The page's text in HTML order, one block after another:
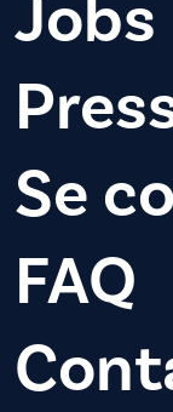
Jobs
Se
FAQ